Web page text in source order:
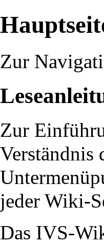
Zur
Zur
Verständnis
jeder Wiki-
Das IVS-